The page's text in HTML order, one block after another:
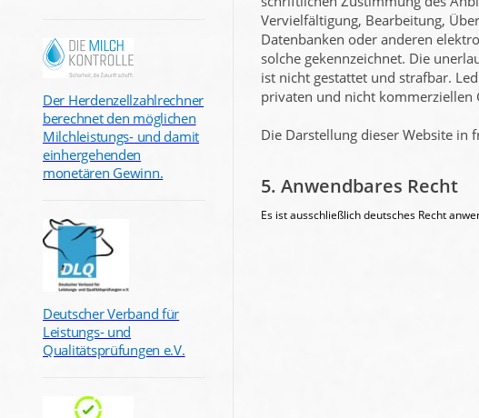
Der Herdenzellzahlrechner
berechnet den möglichen
Milchleistungs- und damit
einhergehenden
monetären Gewinn.
Deutscher Verband für
Leistungs- und
Qualitätsprüfungen e.V.
Vervielfältigung, Bearbeitung,
Datenbanken oder anderen
solche gekennzeichnet. Die
ist nicht gestattet und strafbar.
privaten und nicht kommerziellen
Die Darstellung dieser Website in
5. Anwendbares Recht
Es ist ausschließlich deutsches Recht